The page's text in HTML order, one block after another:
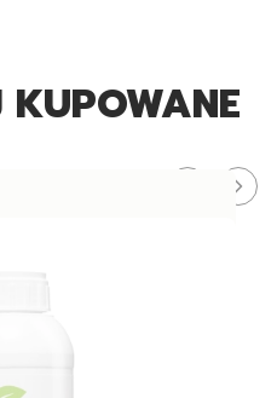
KUPOWANE